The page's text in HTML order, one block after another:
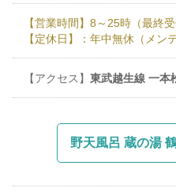
【営業時間】8～25時（最終
【定休日】：年中無休（メン
【アクセス】東武越生線 一本
野天風呂 蔵の湯